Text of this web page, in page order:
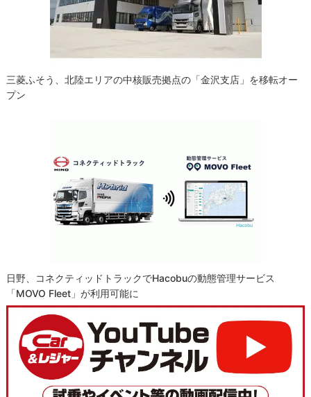
三菱ふそう、北陸エリアの中核販売拠点の「金沢支店」を移転オー
プン
日野、コネクティッドトラックでHacobuの動態管理サービス
「MOVO Fleet」が利用可能に